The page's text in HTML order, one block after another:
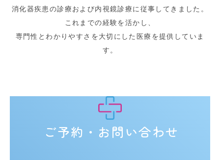
消化器疾患の診療および内視鏡診療に従事してきました。
これまでの経験を活かし、
専門性とわかりやすさを大切にした医療を提供していま
す。
ご予約・お問い合わせ